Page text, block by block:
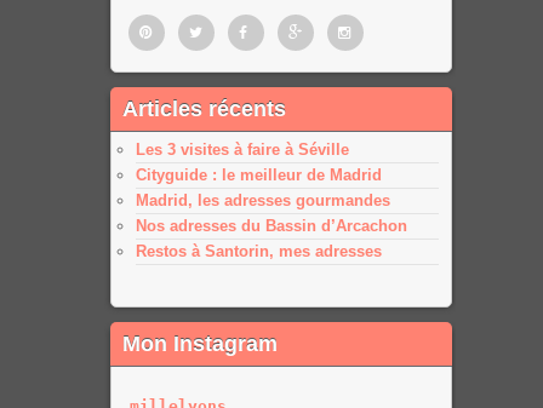
PinterestTwitter FacebookGoogle
plus
Google
Articles récents
Les 3 visites à faire à Séville
Cityguide : le meilleur de Madrid
Madrid, les adresses gourmandes
Nos adresses du Bassin d’Arcachon
Restos à Santorin, mes adresses
Mon Instagram